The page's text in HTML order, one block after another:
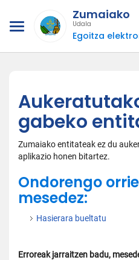
Zumaiako
Udala
Egoitza
gabeko
Zumaiako entitateak ez du
aplikazio honen bitartez.
Ondorengo
mesedez:
Hasierara bueltatu
Erroreak jarraitzen badu,